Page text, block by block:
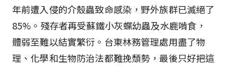
年前遭入侵的介殼蟲致命感染，野外族群已滅絕了
85%。殘存者再受蘇鐵小灰蝶幼蟲及水鹿啃食，
體弱至難以結實繁衍。台東林務管理處用盡了物
理、化學和生物防治法都難挽頹勢，最後只好把這